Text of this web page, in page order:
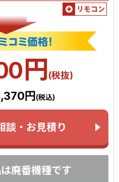
リモコン
円(税抜)
円(税込)
談・お見積り
廃番機種です